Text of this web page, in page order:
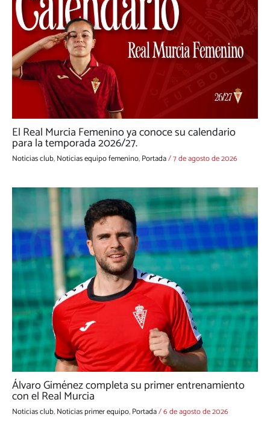
El Real Murcia Femenino ya conoce su calendario
para la temporada 2026/27.
Noticias club,Noticias equipo femenino,Portada/7 de agosto de 2026
Álvaro Giménez completa su primer entrenamiento
con el Real Murcia
Noticias club,Noticias primer equipo,Portada/6 de agosto de 2026